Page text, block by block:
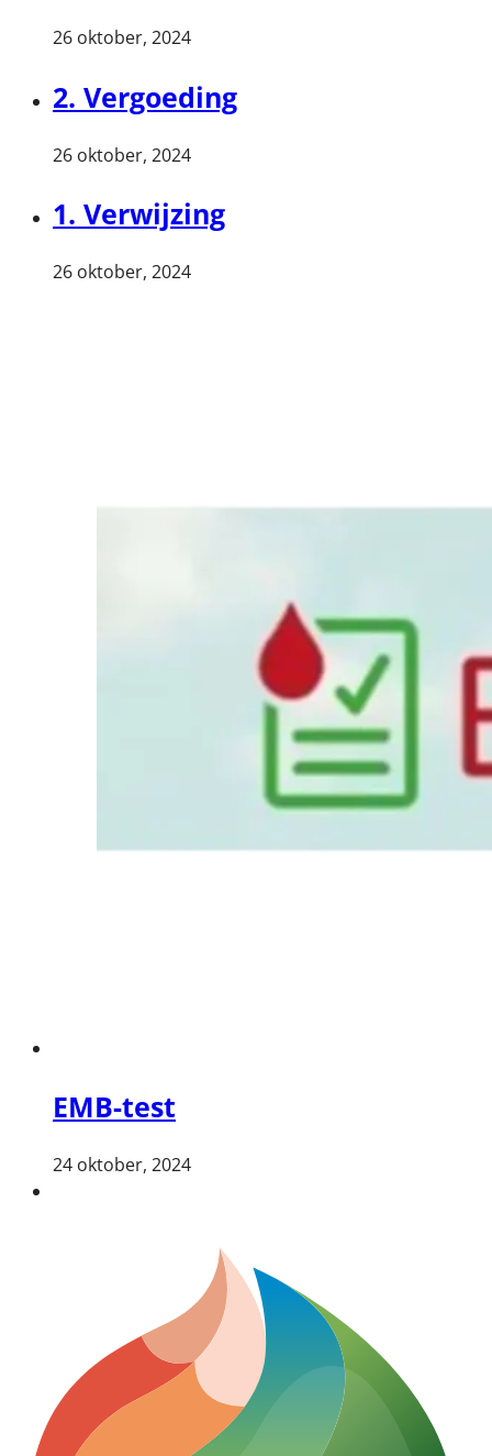
26 oktober, 2024
2. Vergoeding
26 oktober, 2024
1. Verwijzing
26 oktober, 2024
EMB-test
24 oktober, 2024